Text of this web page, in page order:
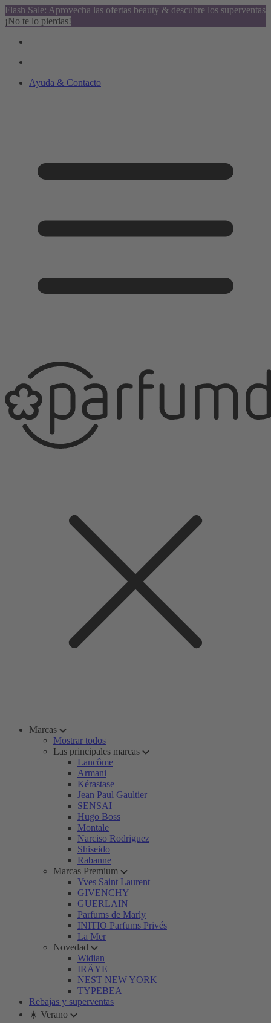
Flash Sale: Aprovecha las ofertas beauty & descubre los superventas
¡No te lo pierdas!
Ayuda & Contacto
Marcas
Mostrar todos
Las principales marcas
Lancôme
Armani
Kérastase
Jean Paul Gaultier
SENSAI
Hugo Boss
Montale
Narciso Rodriguez
Shiseido
Rabanne
Marcas Premium
Yves Saint Laurent
GIVENCHY
GUERLAIN
Parfums de Marly
INITIO Parfums Privés
La Mer
Novedad
Widian
IRÄYE
NEST NEW YORK
TYPEBEA
Rebajas y superventas
☀️ Verano